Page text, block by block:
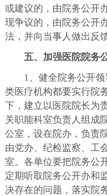
或建议的，由院务公开
现争议的，由院务公开
法，并向当事人做出反馈
五、加强医院院务
1、健全院务公开领
类医疗机构都要实行院
下，建立以医院院长为
关职能科室负责人组成
公室，设在院办，负责
由党办、纪检监察、工
室。各单位要把院务公
定期听取院务公开办和
决存在的问题，落实院